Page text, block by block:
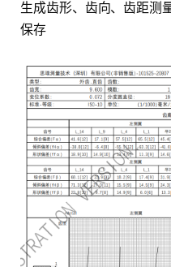
生成齿形、齿向、齿距
保存